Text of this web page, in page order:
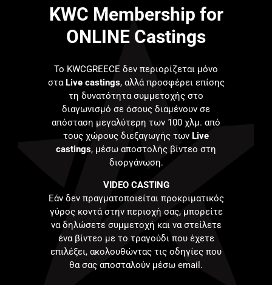
KWC Membership for
ONLINE Castings
Το KWCGREECE δεν περιορίζεται μόνο
στα Live castings, αλλά προσφέρει επίσης
τη δυνατότητα συμμετοχής στο
διαγωνισμό σε όσους διαμένουν σε
απόσταση μεγαλύτερη των 100 χλμ. από
τους χώρους διεξαγωγής των Live
castings, μέσω αποστολής βίντεο στη
διοργάνωση.
VIDEO CASTING
Εάν δεν πραγματοποιείται προκριματικός
γύρος κοντά στην περιοχή σας, μπορείτε
να δηλώσετε συμμετοχή και να στείλετε
ένα βίντεο με το τραγούδι που έχετε
επιλέξει, ακολουθώντας τις οδηγίες που
θα σας αποσταλούν μέσω email.